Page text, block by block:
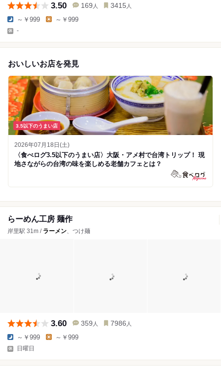
3.50 169 人 3415 人
～￥999 ～￥999
-
おいしいお店を発見
3.5以下のうまい店
2026年07月18日(土)
〈食べログ3.5以下のうまい店〉大阪・アメ村で台湾トリップ！ 現
地さながらの台湾の味を楽しめる老舗カフェとは？
らーめん工房 麺作
岸里駅 31m / ラーメン、つけ麺
3.60 359 人 7986 人
～￥999 ～￥999
日曜日